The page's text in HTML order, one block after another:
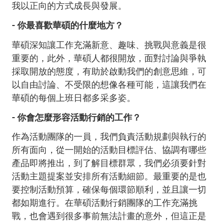
我以正向的方式成長與發展。
- 你最喜歡華碩的什麼地方？
華碩深知讓工作充滿新意、趣味、挑戰與意義是很
重要的，此外，華碩人都很開放，面對討論與爭執
採取開放的態度，有助於啟動我們的創意思維，可
以自由討論、不受限的想像各種可能，這讓我們在
華碩的每個上班日都多采多姿。
- 你會怎麼形容活動行銷的工作？
作為活動團隊的一員，我們負責活動規劃與執行的
所有面向，從一開始的活動目標評估、協調有哪些
產品即將推出，到了解目標群眾，我們必須要針對
活動主題提案並安排所有活動細節。最重要的是也
要控制活動預算，確保每個環節順利，並且讓一切
都如期進行。在華碩活動行銷團隊的工作充滿挑
戰，也會遇到很多事前無法計畫的意外，但這正是